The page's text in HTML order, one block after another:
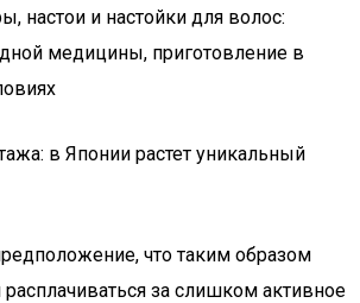
настои и настойки для волос:
медицины, приготовление в
в Японии растет уникальный
что таким образом
за слишком активное